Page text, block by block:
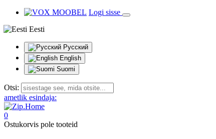
Logi sisse
Eesti
Русский
English
Suomi
Otsi:
ametlik esindaja:
0
Ostukorvis pole tooteid